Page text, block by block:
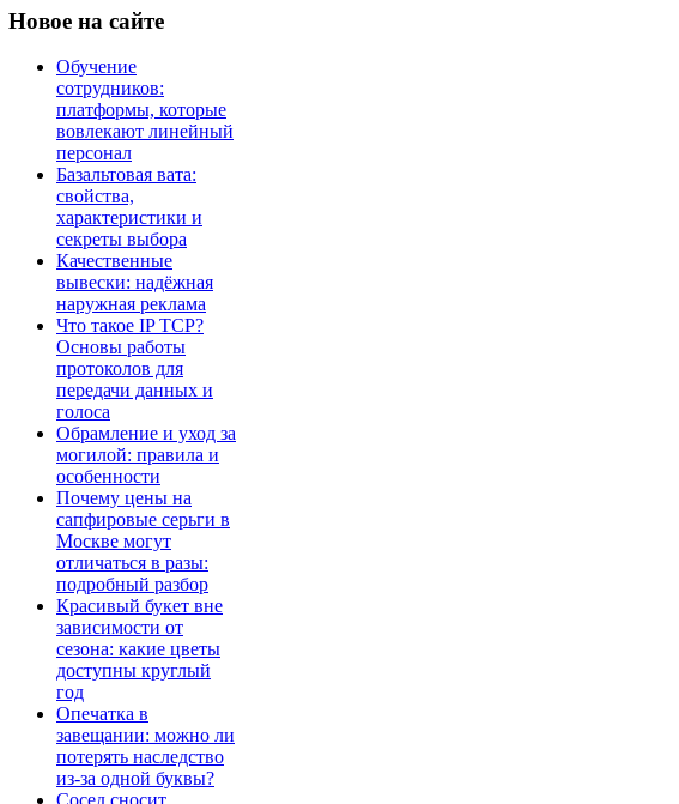
Новое на сайте
Обучение
сотрудников:
платформы, которые
вовлекают линейный
персонал
Базальтовая вата:
свойства,
характеристики и
секреты выбора
Качественные
вывески: надёжная
наружная реклама
Что такое IP TCP?
Основы работы
протоколов для
передачи данных и
голоса
Обрамление и уход за
могилой: правила и
особенности
Почему цены на
сапфировые серьги в
Москве могут
отличаться в разы:
подробный разбор
Красивый букет вне
зависимости от
сезона: какие цветы
доступны круглый
год
Опечатка в
завещании: можно ли
потерять наследство
из-за одной буквы?